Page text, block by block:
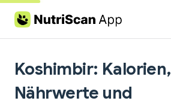
Skip to content
Koshimbir: Kalorien,
Nährwerte und